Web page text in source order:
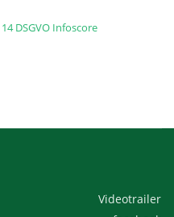
DSGVO Infoscore
Videotrailer